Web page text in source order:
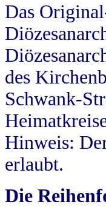
Das
des
Schwank-
Hinweis:
erlaubt.
Die